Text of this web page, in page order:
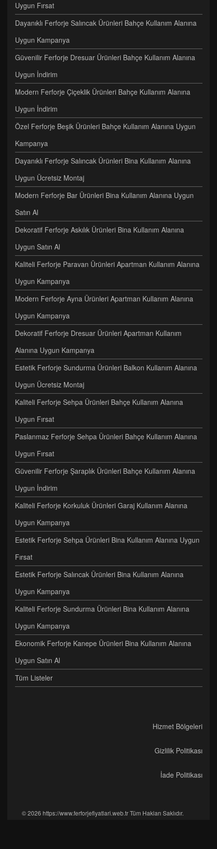
Uygun Fırsat
Dayanıklı Ferforje Salıncak Ürünleri Bahçe Kullanım Alanına
Uygun Kampanya
Güvenilir Ferforje Dresuar Ürünleri Bahçe Kullanım Alanına
Uygun İndirim
Modern Ferforje Çiçeklik Ürünleri Bahçe Kullanım Alanına
Uygun İndirim
Özel Ferforje Beşik Ürünleri Bahçe Kullanım Alanına Uygun
Kampanya
Dayanıklı Ferforje Salıncak Ürünleri Bina Kullanım Alanına
Uygun Ücretsiz Montaj
Modern Ferforje Bar Ürünleri Bina Kullanım Alanına Uygun
Satın Al
Dekoratif Ferforje Askılık Ürünleri Bina Kullanım Alanına
Uygun Satın Al
Kaliteli Ferforje Paravan Ürünleri Apartman Kullanım Alanına
Uygun Kampanya
Modern Ferforje Ayna Ürünleri Apartman Kullanım Alanına
Uygun Kampanya
Dekoratif Ferforje Dresuar Ürünleri Apartman Kullanım
Alanına Uygun Kampanya
Estetik Ferforje Sundurma Ürünleri Balkon Kullanım Alanına
Uygun Ücretsiz Montaj
Kaliteli Ferforje Sehpa Ürünleri Bahçe Kullanım Alanına
Uygun Fırsat
Paslanmaz Ferforje Sehpa Ürünleri Bahçe Kullanım Alanına
Uygun Fırsat
Güvenilir Ferforje Şaraplık Ürünleri Bahçe Kullanım Alanına
Uygun İndirim
Kaliteli Ferforje Korkuluk Ürünleri Garaj Kullanım Alanına
Uygun Kampanya
Estetik Ferforje Sehpa Ürünleri Bina Kullanım Alanına Uygun
Fırsat
Estetik Ferforje Salıncak Ürünleri Bina Kullanım Alanına
Uygun Kampanya
Kaliteli Ferforje Sundurma Ürünleri Bina Kullanım Alanına
Uygun Kampanya
Ekonomik Ferforje Kanepe Ürünleri Bina Kullanım Alanına
Uygun Satın Al
Tüm Listeler
Hizmet Bölgeleri
Gizlilik Politikası
İade Politikası
© 2026 https://www.ferforjefiyatlari.web.tr Tüm Hakları Saklıdır.